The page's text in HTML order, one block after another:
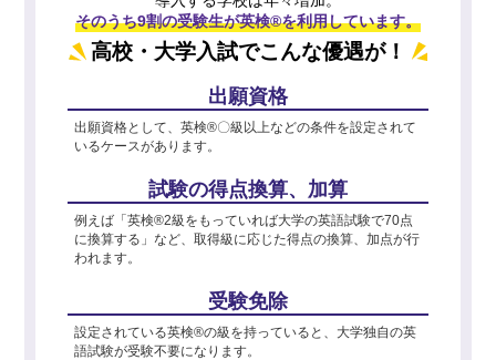
そのうち9割の受験生が英検®を利用しています。
高校・大学入試でこんな優遇が！
出願資格
出願資格として、英検®〇級以上などの条件を設定されて
いるケースがあります。
試験の得点換算、加算
例えば「英検®2級をもっていれば大学の英語試験で70点
に換算する」など、取得級に応じた得点の換算、加点が行
われます。
受験免除
設定されている英検®の級を持っていると、大学独自の英
語試験が受験不要になります。